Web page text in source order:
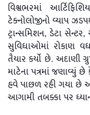
વિશ્વભરમાં
ટેક્નોલોજીનો વ્યાપ
ટ્રાન્સમિશન, ડેટા
સુવિધાઓમાં રોકાણ
તૈયાર કર્યો છે. અદાણી
માટેના પત્રમાં જણાવ્યું
હવે પાછળ રહી ગયા છે
આગામી તબક્કા પર